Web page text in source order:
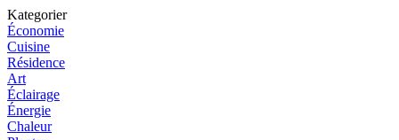
Kategorier
Économie
Cuisine
Résidence
Art
Éclairage
Énergie
Chaleur